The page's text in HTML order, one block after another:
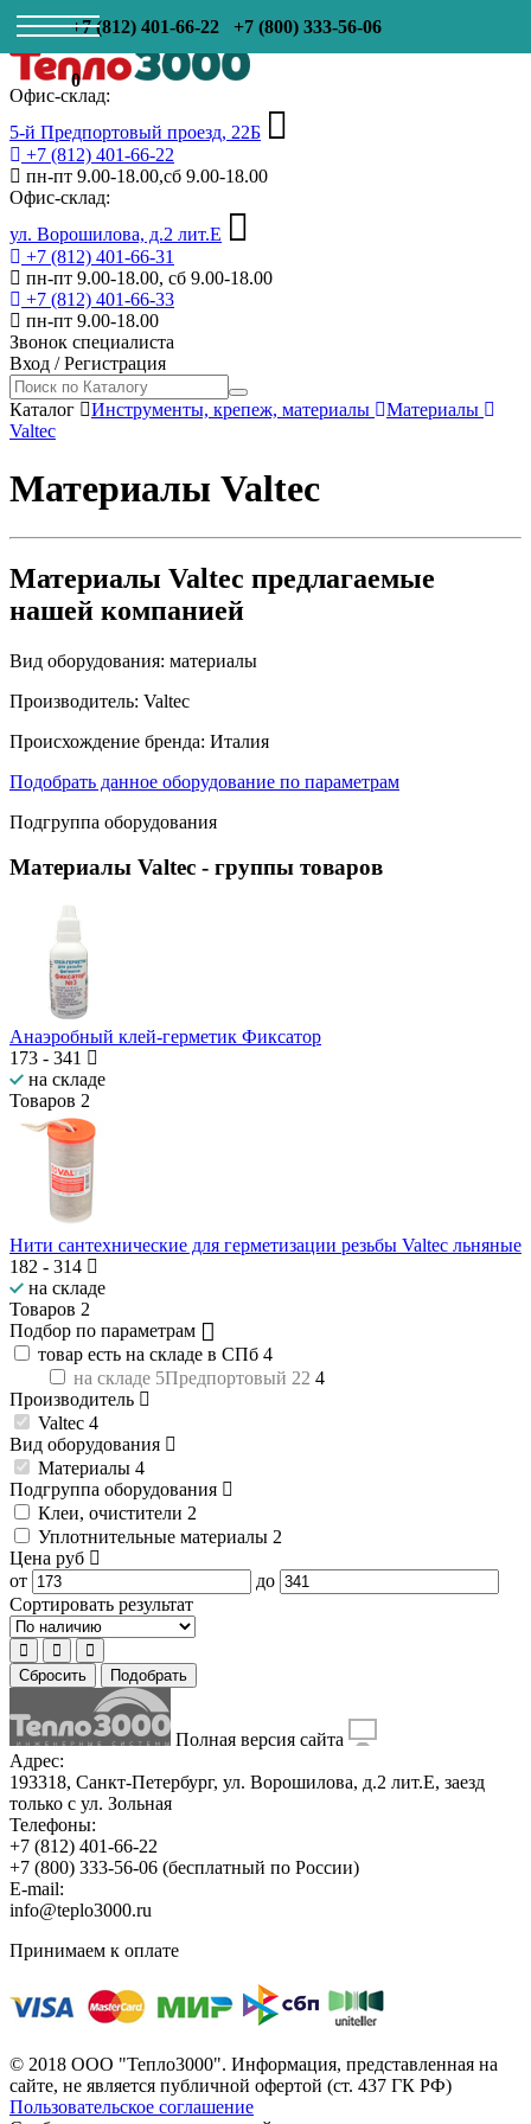
+7 (812) 401-66-22 +7 (800) 333-56-06
0
Офис-склад:
5-й Предпортовый проезд, 22Б
+7 (812) 401-66-22
пн-пт 9.00-18.00,сб 9.00-18.00
Офис-склад:
ул. Ворошилова, д.2 лит.Е
+7 (812) 401-66-31
пн-пт 9.00-18.00, сб 9.00-18.00
+7 (812) 401-66-33
пн-пт 9.00-18.00
Звонок специалиста
Вход /Регистрация
Каталог Инструменты, крепеж, материалы
Материалы
Valtec
Материалы Valtec
Материалы Valtec предлагаемые
нашей компанией
Вид оборудования: материалы
Производитель: Valtec
Происхождение бренда: Италия
Подобрать данное оборудование по параметрам
Подгруппа оборудования
Материалы Valtec - группы товаров
Анаэробный клей-герметик Фиксатор
173 - 341
на складе
Товаров 2
Нити сантехнические для герметизации резьбы Valtec льняные
182 - 314
на складе
Товаров 2
Подбор по параметрам
товар есть на складе в СПб 4
на складе 5Предпортовый 22 4
Производитель
Valtec 4
Вид оборудования
Материалы 4
Подгруппа оборудования
Клеи, очистители 2
Уплотнительные материалы 2
Цена руб
от
до
Сортировать результат
Сбросить Подобрать
Полная версия сайта
Адрес:
193318, Санкт-Петербург, ул. Ворошилова, д.2 лит.Е, заезд
только с ул. Зольная
Телефоны:
+7 (812) 401-66-22
+7 (800) 333-56-06 (бесплатный по России)
E-mail:
info@teplo3000.ru
Принимаем к оплате
© 2018 ООО "Тепло3000". Информация, представленная на
сайте, не является публичной офертой (ст. 437 ГК РФ)
Пользовательское соглашение